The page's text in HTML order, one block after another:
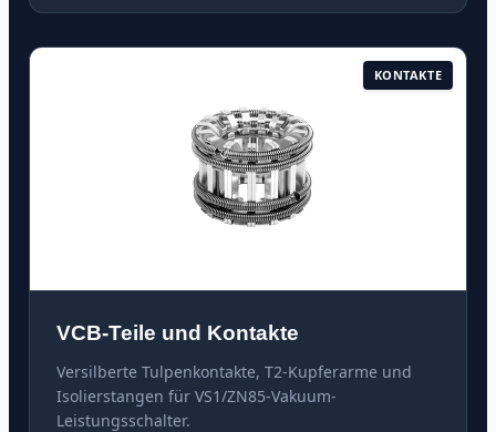
KONTAKTE
VCB-Teile und Kontakte
Versilberte Tulpenkontakte, T2-Kupferarme und
Isolierstangen für VS1/ZN85-Vakuum-
Leistungsschalter.